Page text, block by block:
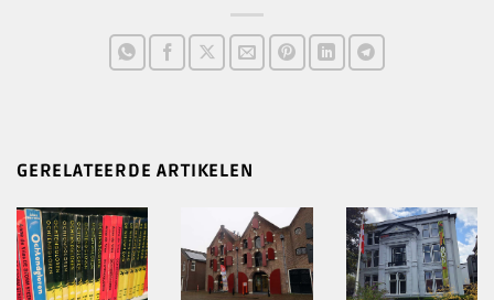
GERELATEERDE ARTIKELEN